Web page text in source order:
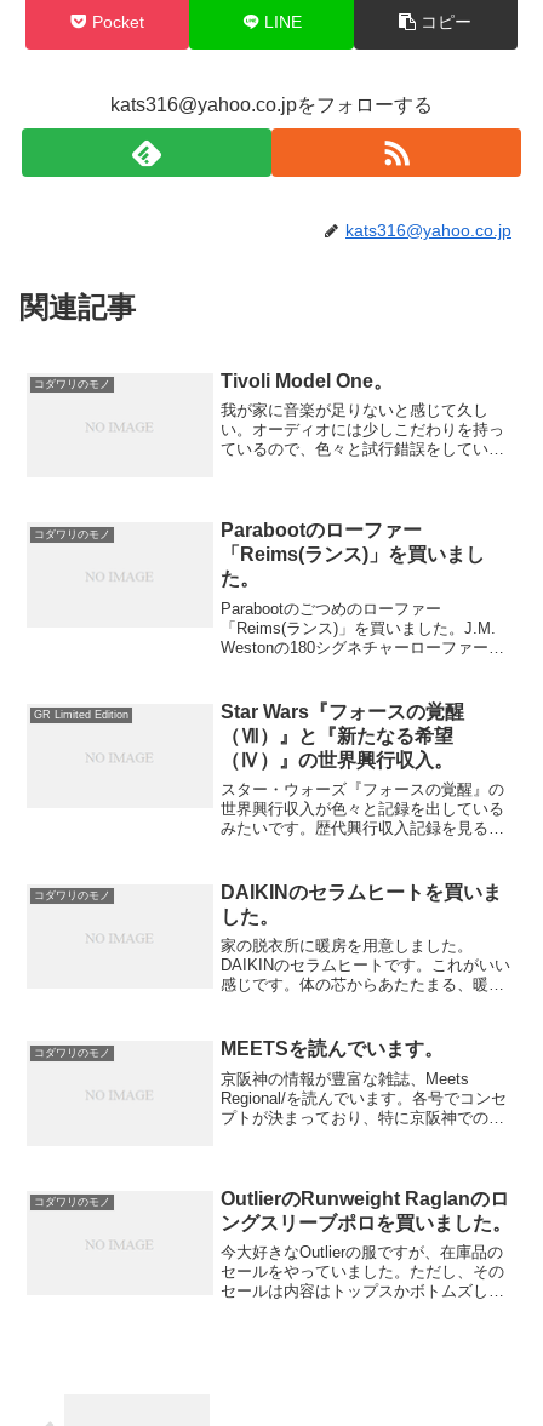
Pocket LINE コピー
kats316@yahoo.co.jpをフォローする
kats316@yahoo.co.jp
関連記事
コダワリのモノ Tivoli Model One。
我が家に音楽が足りないと感じて久し
い。オーディオには少しこだわりを持っ
ているので、色々と試行錯誤をしていま
ィオ機器を作る」まで、極端...
コダワリのモノ
Parabootのローファー
「Reims(ランス)」を買いまし
た。
Parabootのごつめのローファー
「Reims(ランス)」を買いました。J.M.
Westonの180シグネチャーローファーも
共通しているのが、そのごつめ...
GR Limited Edition
Star Wars『フォースの覚醒
（Ⅶ）』と『新たなる希望
（Ⅳ）』の世界興行収入。
スター・ウォーズ『フォースの覚醒』の
世界興行収入が色々と記録を出している
みたいです。歴代興行収入記録を見る
何より米国国内の興行収入は３週間未満
で既に２位でAvat...
コダワリのモノ
DAIKINのセラムヒートを買いま
した。
家の脱衣所に暖房を用意しました。
DAIKINのセラムヒートです。これがいい
感じです。体の芯からあたたまる、暖房
い波長で分子を振動させています。・空
気を出さないあたため方...
コダワリのモノ MEETSを読んでいます。
京阪神の情報が豊富な雑誌、Meets
Regional/を読んでいます。各号でコンセ
プトが決まっており、特に京阪神での情
げると、おでん...
コダワリのモノ
OutlierのRunweight Raglanのロ
ングスリーブポロを買いました。
今大好きなOutlierの服ですが、在庫品の
セールをやっていました。ただし、その
セールは内容はトップスかボトムズしか